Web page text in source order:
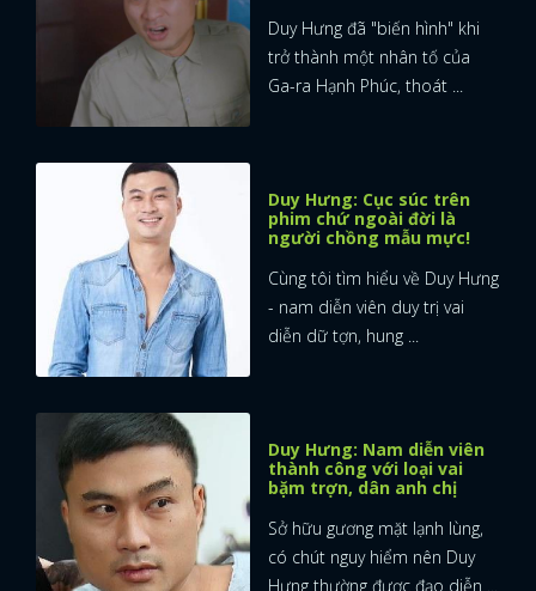
x
ĐĂNG NHẬP
Duy Hưng đã "biến hình" khi
trở thành một nhân tố của
Ga-ra Hạnh Phúc, thoát ...
Duy Hưng: Cục súc trên
phim chứ ngoài đời là
người chồng mẫu mực!
Cùng tôi tìm hiểu về Duy Hưng
- nam diễn viên duy trị vai
diễn dữ tợn, hung ...
Duy Hưng: Nam diễn viên
thành công với loại vai
bặm trợn, dân anh chị
Sở hữu gương mặt lạnh lùng,
có chút nguy hiểm nên Duy
Hưng thường được đạo diễn ...